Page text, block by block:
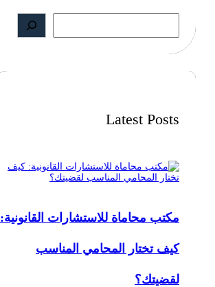
a
r
Latest Posts
مكتب محاماة للاستشارات القانونية:
كيف تختار المحامي المناسب
لقضيتك؟